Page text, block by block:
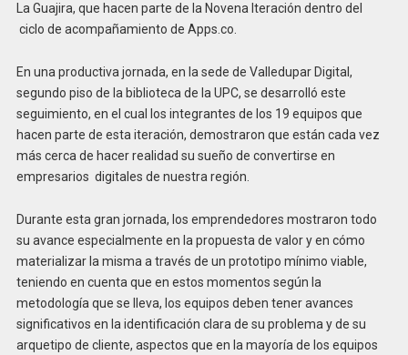
La Guajira, que hacen parte de la Novena Iteración dentro del
ciclo de acompañamiento de Apps.co.
En una productiva jornada, en la sede de Valledupar Digital,
segundo piso de la biblioteca de la UPC, se desarrolló este
seguimiento, en el cual los integrantes de los 19 equipos que
hacen parte de esta iteración, demostraron que están cada vez
más cerca de hacer realidad su sueño de convertirse en
empresarios digitales de nuestra región.
Durante esta gran jornada, los emprendedores mostraron todo
su avance especialmente en la propuesta de valor y en cómo
materializar la misma a través de un prototipo mínimo viable,
teniendo en cuenta que en estos momentos según la
metodología que se lleva, los equipos deben tener avances
significativos en la identificación clara de su problema y de su
arquetipo de cliente, aspectos que en la mayoría de los equipos